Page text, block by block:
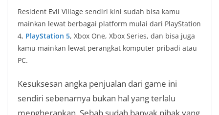
Resident Evil Village sendiri kini sudah bisa kamu
mainkan lewat berbagai platform mulai dari PlayStation
4, PlayStation 5, Xbox One, Xbox Series, dan bisa juga
kamu mainkan lewat perangkat komputer pribadi atau
PC.
Kesuksesan angka penjualan dari game ini
sendiri sebenarnya bukan hal yang terlalu
mengherankan. Sebab sudah banyak pihak yang